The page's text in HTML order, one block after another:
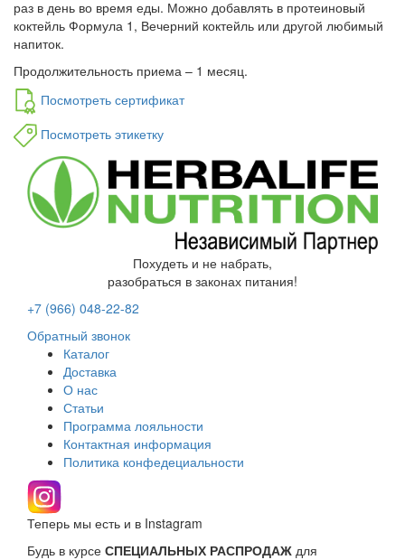
раз в день во время еды. Можно добавлять в протеиновый
коктейль Формула 1, Вечерний коктейль или другой любимый
напиток.
Продолжительность приема – 1 месяц.
Посмотреть сертификат
Посмотреть этикетку
Похудеть и не набрать,
разобраться в законах питания!
+7 (966) 048-22-82
Обратный звонок
Каталог
Доставка
О нас
Статьи
Программа лояльности
Контактная информация
Политика конфедециальности
Теперь мы есть и в Instagram
Будь в курсе СПЕЦИАЛЬНЫХ РАСПРОДАЖ для